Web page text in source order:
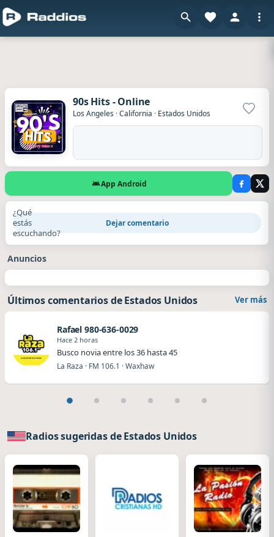
90s Hits - Online
Los Angeles ·California · Estados Unidos
App Android
¿Qué
estás
escuchando?
Dejar comentario
Anuncios
Últimos comentarios de Estados Unidos Ver más
Rafael 980-636-0029
Hace 2 horas
Busco novia entre los 36 hasta 45
La Raza · FM 106.1 · Waxhaw
Radios sugeridas de Estados Unidos